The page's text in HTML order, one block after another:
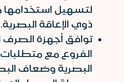
لتسهيل استخدامها
ذوي الإعاقة البصرية.
توافق أجهزة الصرف
الفروع مع متطلبات
البصرية وضعاف